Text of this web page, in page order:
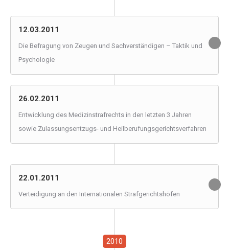
12.03.2011
Die Befragung von Zeugen und Sachverständigen – Taktik und
Psychologie
26.02.2011
Entwicklung des Medizinstrafrechts in den letzten 3 Jahren
sowie Zulassungsentzugs- und Heilberufungsgerichtsverfahren
22.01.2011
Verteidigung an den Internationalen Strafgerichtshöfen
2010